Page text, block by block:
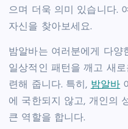
으며 더욱 의미 있습니다.
자신을 찾아보세요.
밤알바는 여러분에게 다양
일상적인 패턴을 깨고 새
련해 줍니다. 특히, 밤알바
에 국한되지 않고, 개인의
큰 역할을 합니다.